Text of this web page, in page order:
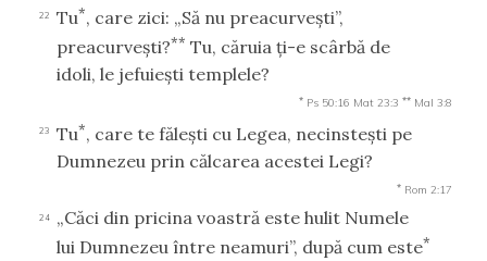
22 Tu*, care zici: „Să nu preacurveşti”,
preacurveşti?** Tu, căruia ţi-e scârbă de
idoli, le jefuieşti templele?
* Ps 50:16 Mat 23:3 ** Mal 3:8
23 Tu*, care te făleşti cu Legea, necinsteşti pe
Dumnezeu prin călcarea acestei Legi?
* Rom 2:17
24
„Căci din pricina voastră este hulit Numele
lui Dumnezeu între neamuri”, după cum este*